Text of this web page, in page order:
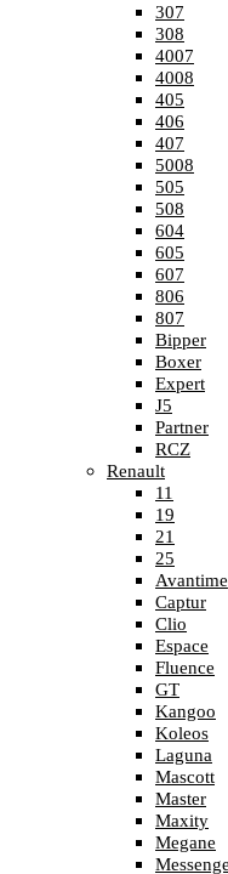
307
308
4007
4008
405
406
407
5008
505
508
604
605
607
806
807
Bipper
Boxer
Expert
J5
Partner
RCZ
Renault
11
19
21
25
Avantime
Captur
Clio
Espace
Fluence
GT
Kangoo
Koleos
Laguna
Mascott
Master
Maxity
Megane